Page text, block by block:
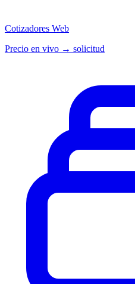
Cotizadores Web
Precio en vivo → solicitud